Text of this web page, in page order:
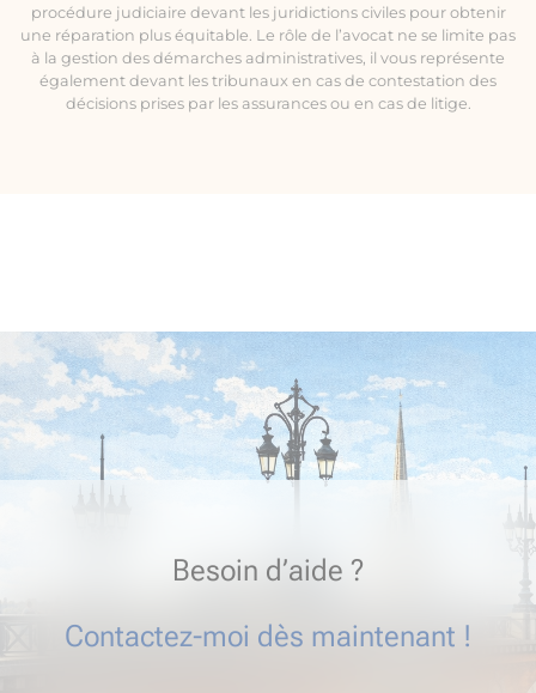
procédure judiciaire devant les juridictions civiles pour obtenir
une réparation plus équitable. Le rôle de l’avocat ne se limite pas
à la gestion des démarches administratives, il vous représente
également devant les tribunaux en cas de contestation des
décisions prises par les assurances ou en cas de litige.
Besoin d’aide ?
Contactez-moi dès maintenant !